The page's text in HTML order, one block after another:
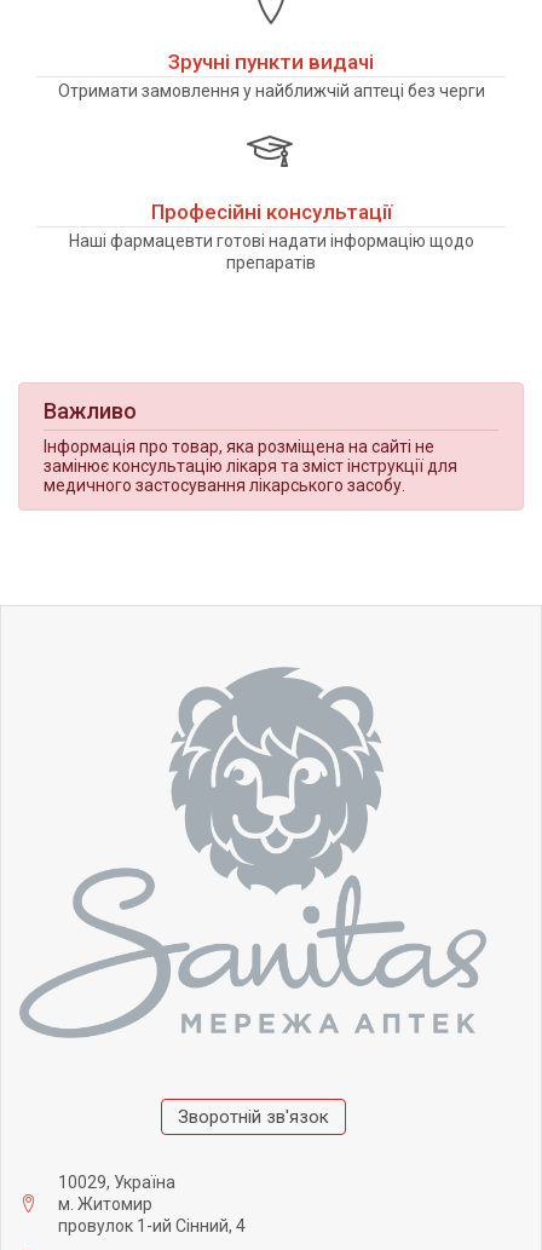
Зручні пункти видачі
Отримати замовлення у найближчій аптеці без черги
Професійні консультації
Наші фармацевти готові надати інформацію щодо
препаратів
Важливо
Інформація про товар, яка розміщена на сайті не
замінює консультацію лікаря та зміст інструкції для
медичного застосування лікарського засобу.
Зворотній зв'язок
10029, Україна
м. Житомир
провулок 1-ий Сінний, 4